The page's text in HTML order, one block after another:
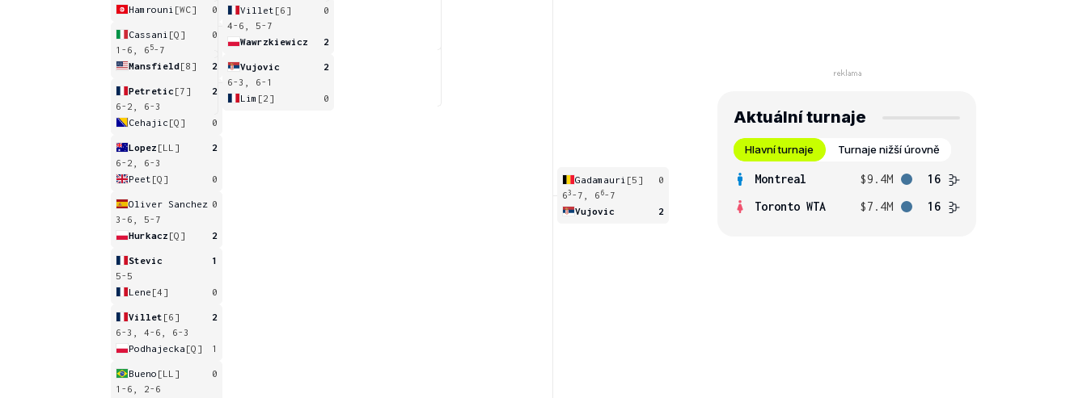
Hamrouni [WC] 0
Cassani [Q]
0
1-6, 6 5-7
Mansfield[8] 2
Petretic [7]
2
6-2, 6-3
Cehajic [Q] 0
Lopez [LL]
2
6-2, 6-3
Peet [Q] 0
Oliver Sanchez 0
3-6, 5-7
Hurkacz [Q] 2
Stevic
1
5-5
Lene [4] 0
Villet [6]
2
6-3, 4-6, 6-3
Podhajecka [Q] 1
Bueno [LL]
0
1-6, 2-6
Villet [6]
0
4-6, 5-7
Wawrzkiewicz
2
Vujovic
2
6-3, 6-1
Lim [2] 0
Gadamauri [5]
0
63 -7, 6 6-7
Vujovic
2
Aktuální turnaje
Hlavní turnaje Turnaje nižší úrovně
Montreal $9.4M
16
Toronto WTA
$7.4M 16